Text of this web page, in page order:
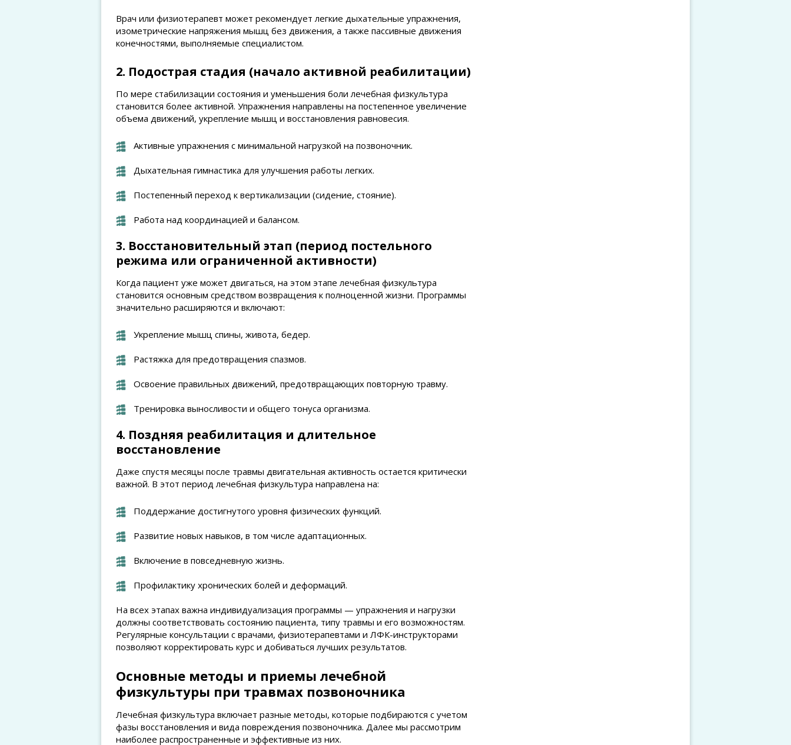
Врач или физиотерапевт может рекомендует легкие дыхательные упражнения,
изометрические напряжения мышц без движения, а также пассивные движения
конечностями, выполняемые специалистом.
2. Подострая стадия (начало активной реабилитации)
По мере стабилизации состояния и уменьшения боли лечебная физкультура
становится более активной. Упражнения направлены на постепенное увеличение
объема движений, укрепление мышц и восстановления равновесия.
Активные упражнения с минимальной нагрузкой на позвоночник.
Дыхательная гимнастика для улучшения работы легких.
Постепенный переход к вертикализации (сидение, стояние).
Работа над координацией и балансом.
3. Восстановительный этап (период постельного
режима или ограниченной активности)
Когда пациент уже может двигаться, на этом этапе лечебная физкультура
становится основным средством возвращения к полноценной жизни. Программы
значительно расширяются и включают:
Укрепление мышц спины, живота, бедер.
Растяжка для предотвращения спазмов.
Освоение правильных движений, предотвращающих повторную травму.
Тренировка выносливости и общего тонуса организма.
4. Поздняя реабилитация и длительное
восстановление
Даже спустя месяцы после травмы двигательная активность остается критически
важной. В этот период лечебная физкультура направлена на:
Поддержание достигнутого уровня физических функций.
Развитие новых навыков, в том числе адаптационных.
Включение в повседневную жизнь.
Профилактику хронических болей и деформаций.
На всех этапах важна индивидуализация программы — упражнения и нагрузки
должны соответствовать состоянию пациента, типу травмы и его возможностям.
Регулярные консультации с врачами, физиотерапевтами и ЛФК-инструкторами
позволяют корректировать курс и добиваться лучших результатов.
Основные методы и приемы лечебной
физкультуры при травмах позвоночника
Лечебная физкультура включает разные методы, которые подбираются с учетом
фазы восстановления и вида повреждения позвоночника. Далее мы рассмотрим
наиболее распространенные и эффективные из них.